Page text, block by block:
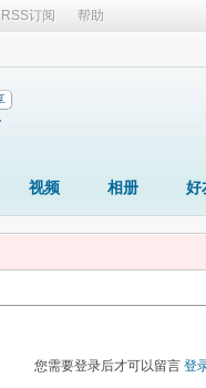
RSS订阅 帮助
视频 相册 好
您需要登录后才可以留言 登